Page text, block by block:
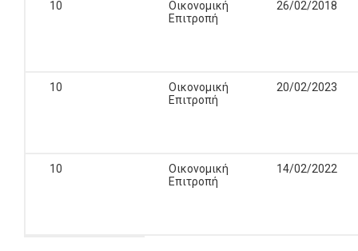
10
Οικονομική
Επιτροπή
26/02/2018
10
Οικονομική
Επιτροπή
20/02/2023
10
Οικονομική
Επιτροπή
14/02/2022